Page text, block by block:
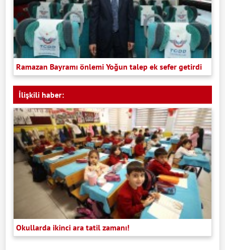
Ramazan Bayramı önlemi Yoğun talep ek sefer getirdi
İlişkili haber:
Okullarda ikinci ara tatil zamanı!